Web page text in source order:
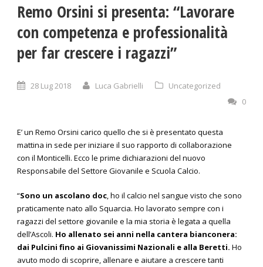
Remo Orsini si presenta: “Lavorare
con competenza e professionalità
per far crescere i ragazzi”
28 Lug 2018 Luca Gabrielli
Uncategorized
0
E’ un Remo Orsini carico quello che si è presentato questa
mattina in sede per iniziare il suo rapporto di collaborazione
con il Monticelli. Ecco le prime dichiarazioni del nuovo
Responsabile del Settore Giovanile e Scuola Calcio.
“Sono un ascolano doc, ho il calcio nel sangue visto che sono
praticamente nato allo Squarcia. Ho lavorato sempre con i
ragazzi del settore giovanile e la mia storia è legata a quella
dell’Ascoli. Ho allenato sei anni nella cantera bianconera:
dai Pulcini fino ai Giovanissimi Nazionali e alla Beretti. Ho
avuto modo di scoprire, allenare e aiutare a crescere tanti